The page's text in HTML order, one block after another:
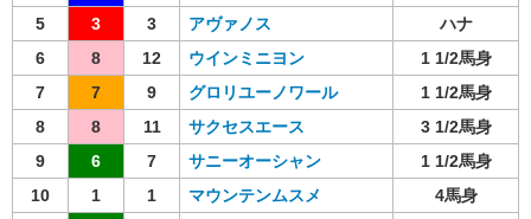
5
3 3 アヴァノス
ハナ
6
8 12 ウインミニヨン
1 1/2馬身
7
7 9 グロリユーノワール
1 1/2馬身
8
8 11 サクセスエース
3 1/2馬身
9
6 7 サニーオーシャン
1 1/2馬身
10
1 1 マウンテンムスメ
4馬身